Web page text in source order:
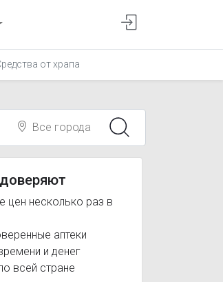
от храпа
Все города
цен несколько раз в
аптеки
и денег
всей стране